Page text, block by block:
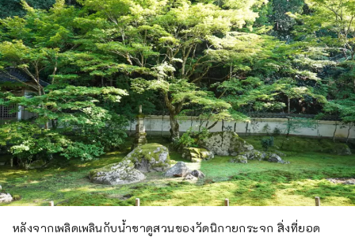
หลังจากเพลิดเพลินกับน้ำชาดูสวนของวัดนิกายกระจก สิ่งที่ยอด